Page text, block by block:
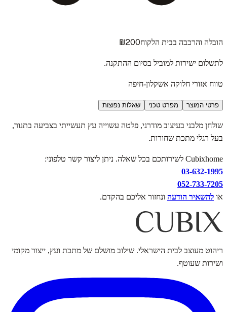
הובלה והרכבה בבית הלקוח₪200
לתשלום ישירות למוביל בסיום ההתקנה.
טווח אזורי חלוקה אשקלון-חיפה
פרטי המוצר מפרט טכני שאלות נפוצות
שולחן מלבני בעיצוב מודרני, פלטה עשוייה עץ תעשייתי בצביעה בתנור,
בעל רגלי מתכת שחורות.
Cubixhome לשירותכם בכל שאלה. ניתן ליצור קשר טלפוני:
03-632-1995
052-733-7205
או להשאיר הודעה ונחזור אליכם בהקדם.
ריהוט מעוצב לבית הישראלי. שילוב מושלם של מתכת ועץ, ייצור מקומי
ושירות שעוטף.